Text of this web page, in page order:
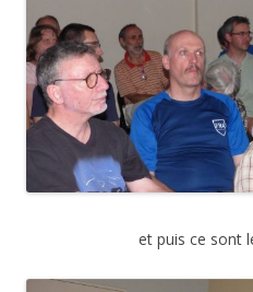
et puis ce sont